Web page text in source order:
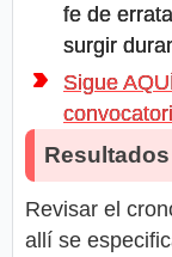
fe de
surgir
Sigue
Revisar el
allí se